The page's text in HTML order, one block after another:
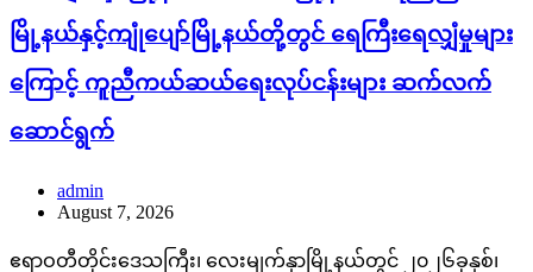
မြို့နယ်နှင့်ကျုံပျော်မြို့နယ်တို့တွင် ရေကြီးရေလျှံမှုများ
ကြောင့် ကူညီကယ်ဆယ်ရေးလုပ်ငန်းများ ဆက်လက်
ဆောင်ရွက်
admin
August 7, 2026
ဧရာဝတီတိုင်းဒေသကြီး၊ လေးမျက်နှာမြို့နယ်တွင် ၂၀၂၆ခုနှစ်၊